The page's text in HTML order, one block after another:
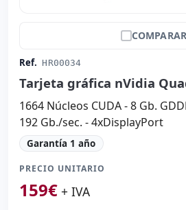
COMPARAR
Ref. HR00034
Tarjeta gráfica nVidia
1664 Núcleos CUDA - 8 Gb.
192 Gb./sec. - 4xDisplayPort
Garantía 1 año
PRECIO UNITARIO
159€ + IVA